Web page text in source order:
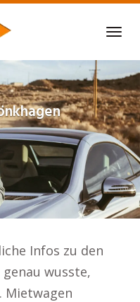
Infos zu den
wusste,
Mietwagen